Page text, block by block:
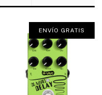
ENVÍO GRATIS